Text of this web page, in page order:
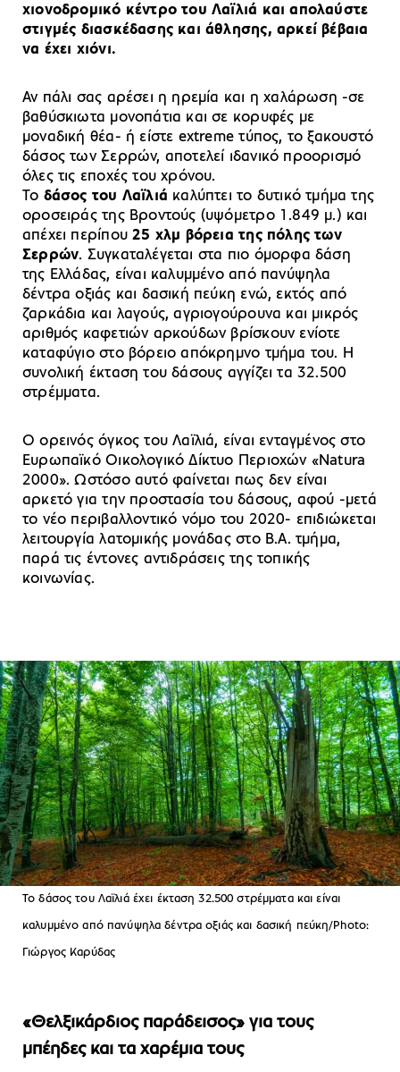
χιονοδρομικό κέντρο του Λαϊλιά και απολαύστε
στιγμές διασκέδασης και άθλησης, αρκεί βέβαια
να έχει χιόνι.
Αν πάλι σας αρέσει η ηρεμία και η χαλάρωση -σε
βαθύσκιωτα μονοπάτια και σε κορυφές με
μοναδική θέα- ή είστε extreme τύπος, το ξακουστό
δάσος των Σερρών, αποτελεί ιδανικό προορισμό
όλες τις εποχές του χρόνου.
Το δάσος του Λαϊλιά καλύπτει το δυτικό τμήμα της
οροσειράς της Βροντούς (υψόμετρο 1.849 μ.) και
απέχει περίπου25 χλμ βόρεια της πόλης των
Σερρών. Συγκαταλέγεται στα πιο όμορφα δάση
της Ελλάδας, είναι καλυμμένο από πανύψηλα
δέντρα οξιάς και δασική πεύκη ενώ, εκτός από
ζαρκάδια και λαγούς, αγριογούρουνα και μικρός
αριθμός καφετιών αρκούδων βρίσκουν ενίοτε
καταφύγιο στο βόρειο απόκρημνο τμήμα του. Η
συνολική έκταση του δάσους αγγίζει τα 32.500
στρέμματα.
Ο ορεινός όγκος του Λαϊλιά, είναι ενταγμένος στο
Ευρωπαϊκό Οικολογικό Δίκτυο Περιοχών «Natura
2000». Ωστόσο αυτό φαίνεται πως δεν είναι
αρκετό για την προστασία του δάσους, αφού -μετά
το νέο περιβαλλοντικό νόμο του 2020- επιδιώκεται
λειτουργία λατομικής μονάδας στο Β.Α. τμήμα,
παρά τις έντονες αντιδράσεις της τοπικής
κοινωνίας.
To δάσος του Λαϊλιά έχει έκταση 32.500 στρέμματα και είναι
καλυμμένο από πανύψηλα δέντρα οξιάς και δασική πεύκη/Photo:
Γιώργος Καρύδας
«Θελξικάρδιος παράδεισος» για τους
μπέηδες και τα χαρέμια τους